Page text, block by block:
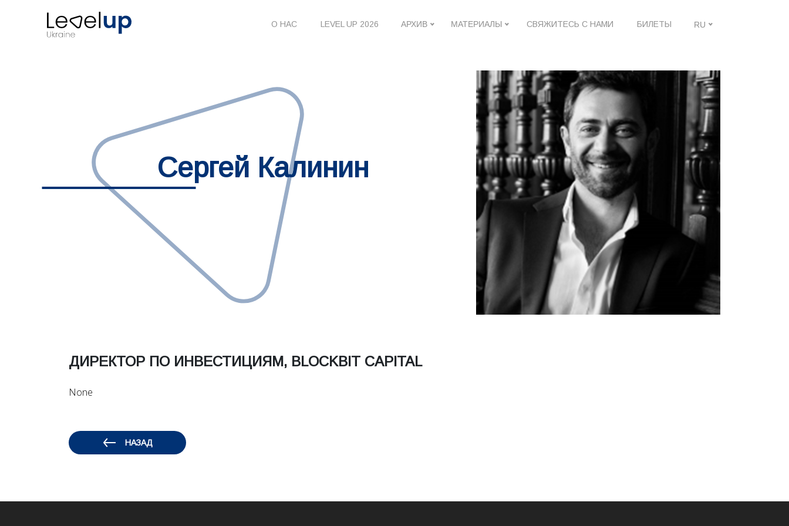
О НАС LEVEL UP 2026 АРХИВ МАТЕРИАЛЫ СВЯЖИТЕСЬ С НАМИ БИЛЕТЫ RU
Сергей Калинин
ДИРЕКТОР ПО ИНВЕСТИЦИЯМ, BLOCKBIT CAPITAL
None
НАЗАД